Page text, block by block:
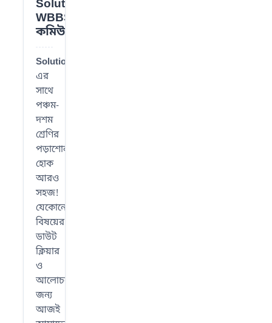
Solution
WBBSE
কমিউনিটি
SolutionWBBSE
এর
সাথে
পঞ্চম-
দশম
শ্রেণির
পড়াশোনা
হোক
আরও
সহজ!
যেকোনো
বিষয়ের
ডাউট
ক্লিয়ার
ও
আলোচনার
জন্য
আজই